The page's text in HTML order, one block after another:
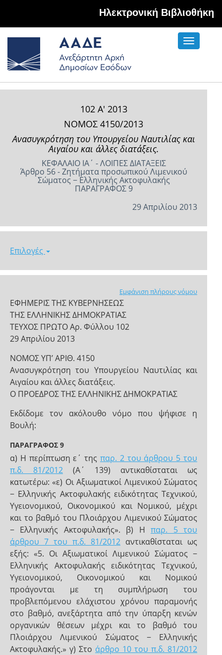
Hλεκτρονική Βιβλιοθήκη
Toggle
102 Α' 2013
ΝΟΜΟΣ 4150/2013
Ανασυγκρότηση του Υπουργείου Ναυτιλίας και
Αιγαίου και άλλες διατάξεις.
ΚΕΦΑΛΑΙΟ ΙΑ΄ - ΛΟΙΠΕΣ ΔΙΑΤΑΞΕΙΣ
Άρθρο 56 - Ζητήματα προσωπικού Λιμενικού
Σώματος − Ελληνικής Ακτοφυλακής
ΠΑΡΑΓΡΑΦΟΣ 9
29 Απριλίου 2013
Επιλογές
Εμφάνιση πλήρους νόμου
ΕΦΗΜΕΡΙΣ ΤΗΣ ΚΥΒΕΡΝΗΣΕΩΣ
ΤΗΣ ΕΛΛΗΝΙΚΗΣ ΔΗΜΟΚΡΑΤΙΑΣ
ΤΕΥΧΟΣ ΠΡΩΤΟ Αρ. Φύλλου 102
29 Απριλίου 2013
ΝΟΜΟΣ ΥΠ’ ΑΡΙΘ. 4150
Ανασυγκρότηση του Υπουργείου Ναυτιλίας και
Αιγαίου και άλλες διατάξεις.
Ο ΠΡΟΕΔΡΟΣ ΤΗΣ ΕΛΛΗΝΙΚΗΣ ΔΗΜΟΚΡΑΤΙΑΣ
Εκδίδομε τον ακόλουθο νόμο που ψήφισε η
Βουλή:
ΠΑΡΑΓΡΑΦΟΣ 9
α) Η περίπτωση ε΄ της παρ. 2 του άρθρου 5 του
π.δ. 81/2012 (Α΄ 139) αντικαθίσταται ως
κατωτέρω: «ε) Οι Αξιωματικοί Λιμενικού Σώματος
− Ελληνικής Ακτοφυλακής ειδικότητας Τεχνικού,
Υγειονομικού, Οικονομικού και Νομικού, μέχρι
και το βαθμό του Πλοιάρχου Λιμενικού Σώματος
− Ελληνικής Ακτοφυλακής». β) Ηπαρ. 5 του
άρθρου 7 του π.δ. 81/2012 αντικαθίσταται ως
εξής: «5. Οι Αξιωματικοί Λιμενικού Σώματος −
Ελληνικής Ακτοφυλακής ειδικότητας Τεχνικού,
Υγειονομικού, Οικονομικού και Νομικού
προάγονται με τη συμπλήρωση του
προβλεπόμενου ελάχιστου χρόνου παραμονής
στο βαθμό, ανεξάρτητα από την ύπαρξη κενών
οργανικών θέσεων μέχρι και το βαθμό του
Πλοιάρχου Λιμενικού Σώματος − Ελληνικής
Ακτοφυλακής.» γ) Στο άρθρο 10 του π.δ. 81/2012